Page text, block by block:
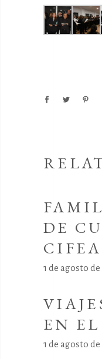
DE
CIFEA
1 de agosto de
EN
1 de agosto de